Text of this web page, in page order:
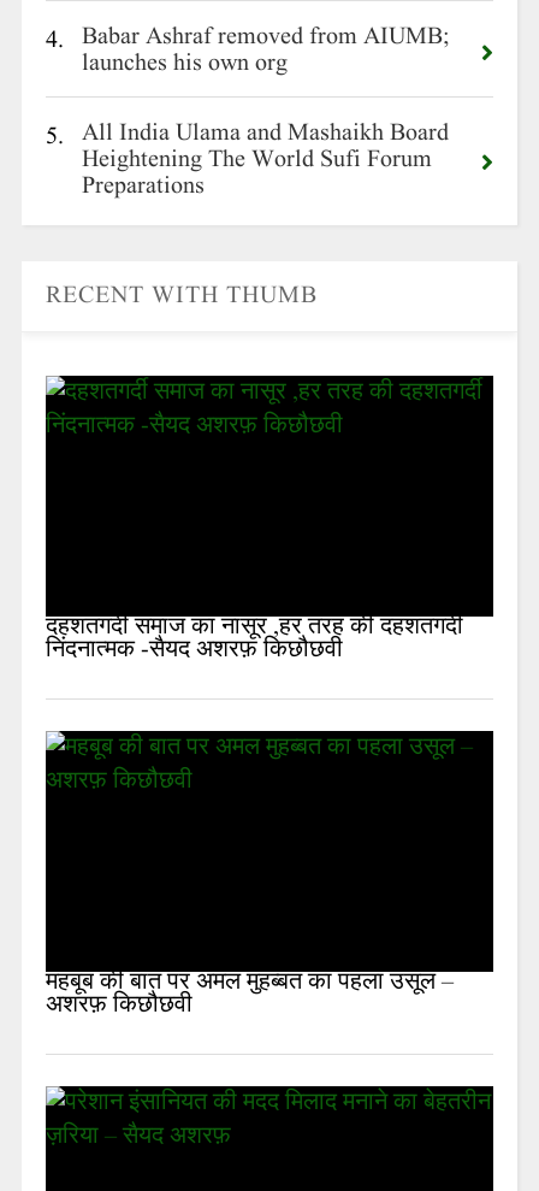
4. Babar Ashraf removed from AIUMB;
launches his own org
5. All India Ulama and Mashaikh Board
Heightening The World Sufi Forum
Preparations
RECENT WITH THUMB
दहशतगर्दी समाज का नासूर ,हर तरह की दहशतगर्दी
निंदनात्मक -सैयद अशरफ़ किछौछवी
महबूब की बात पर अमल मुहब्बत का पहला उसूल –
अशरफ़ किछौछवी